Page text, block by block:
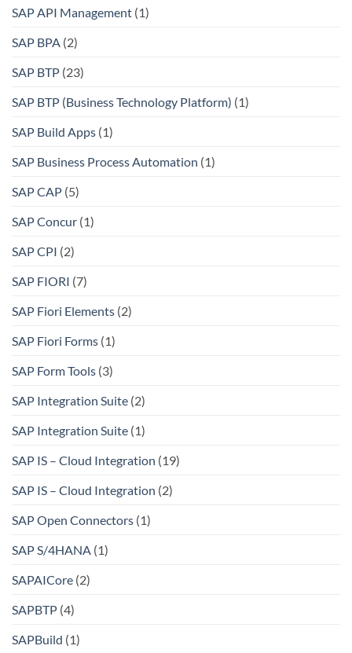
SAP API Management (1)
SAP BPA (2)
SAP BTP (23)
SAP BTP (Business Technology Platform) (1)
SAP Build Apps (1)
SAP Business Process Automation (1)
SAP CAP (5)
SAP Concur (1)
SAP CPI (2)
SAP FIORI (7)
SAP Fiori Elements (2)
SAP Fiori Forms (1)
SAP Form Tools (3)
SAP Integration Suite (2)
SAP Integration Suite (1)
SAP IS – Cloud Integration (19)
SAP IS – Cloud Integration (2)
SAP Open Connectors (1)
SAP S/4HANA (1)
SAPAICore (2)
SAPBTP (4)
SAPBuild (1)